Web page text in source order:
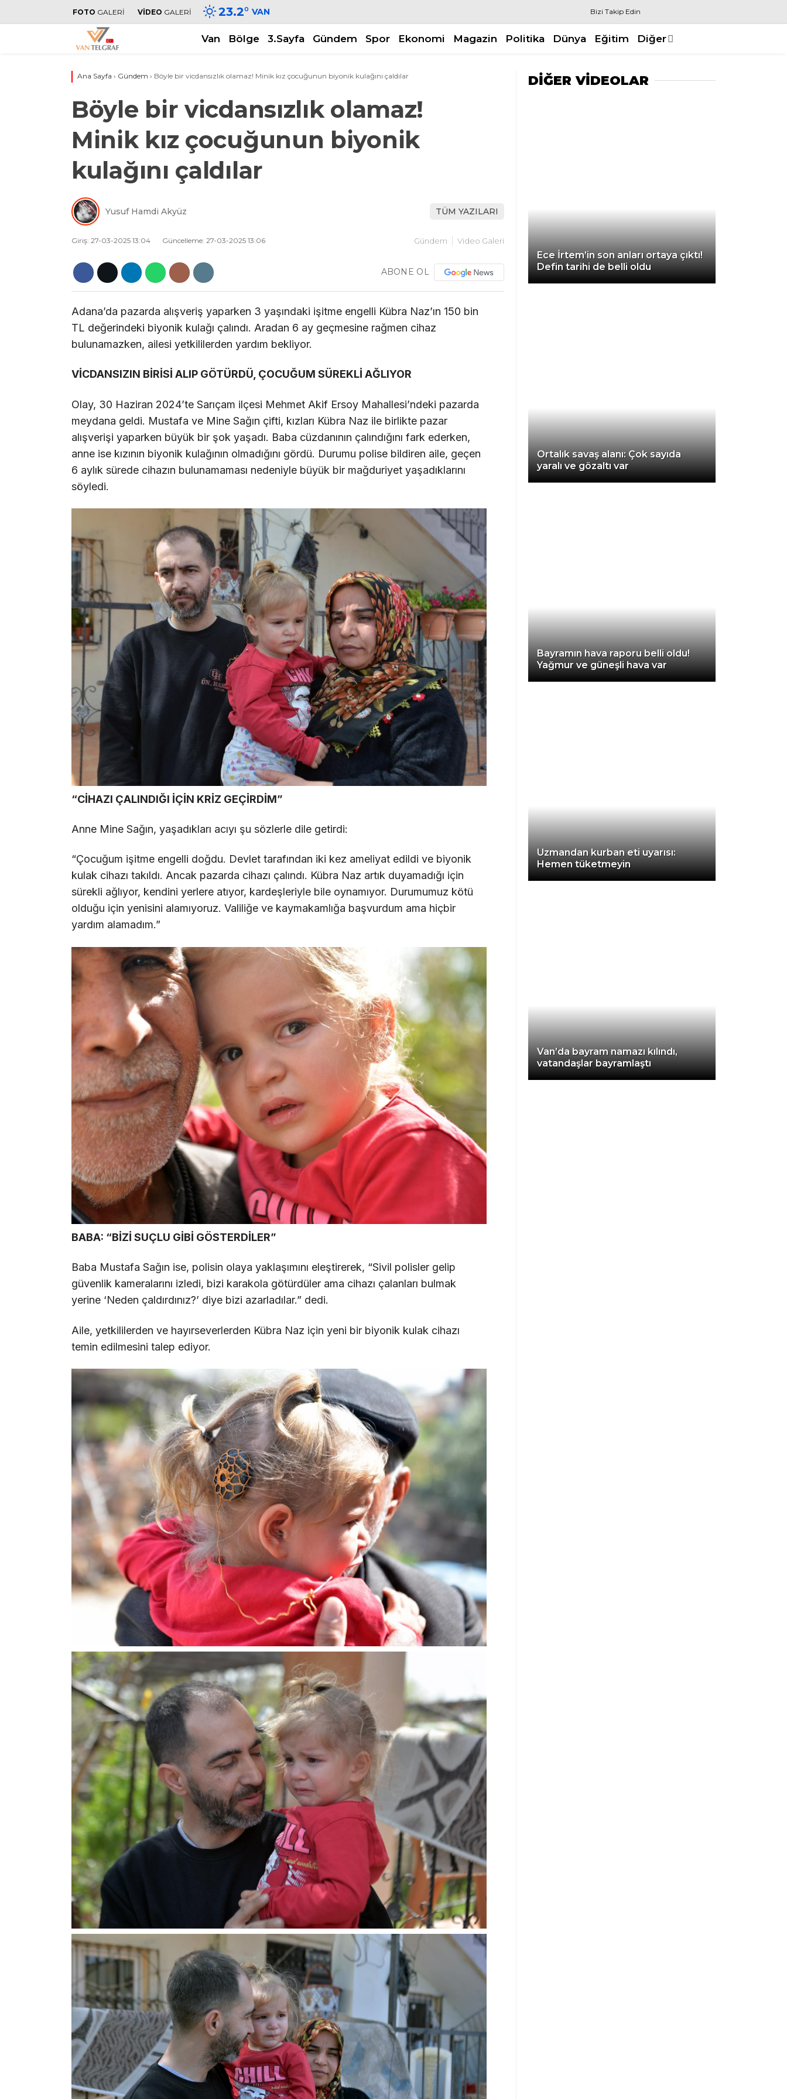
Magazin
Politika
Dünya
Instagram
Youtube
FOTO GALERİ VİDEO GALERİ 23.2° VAN Bizi Takip Edin
Van Bölge 3.Sayfa Gündem Spor Ekonomi Magazin Politika Dünya Eğitim Diğer
Ana Sayfa › Gündem › Böyle bir vicdansızlık olamaz! Minik kız çocuğunun biyonik kulağını çaldılar
Böyle bir vicdansızlık olamaz!
Minik kız çocuğunun biyonik
kulağını çaldılar
Yusuf Hamdi Akyüz TÜM YAZILARI
Giriş: 27-03-2025 13:04 Güncelleme: 27-03-2025 13:06 Gündem Video Galeri
ABONE OL
Adana’da pazarda alışveriş yaparken 3 yaşındaki işitme engelli Kübra Naz’ın 150 bin
TL değerindeki biyonik kulağı çalındı. Aradan 6 ay geçmesine rağmen cihaz
bulunamazken, ailesi yetkililerden yardım bekliyor.
VİCDANSIZIN BİRİSİ ALIP GÖTÜRDÜ, ÇOCUĞUM SÜREKLİ AĞLIYOR
Olay, 30 Haziran 2024’te Sarıçam ilçesi Mehmet Akif Ersoy Mahallesi’ndeki pazarda
meydana geldi. Mustafa ve Mine Sağın çifti, kızları Kübra Naz ile birlikte pazar
alışverişi yaparken büyük bir şok yaşadı. Baba cüzdanının çalındığını fark ederken,
anne ise kızının biyonik kulağının olmadığını gördü. Durumu polise bildiren aile, geçen
6 aylık sürede cihazın bulunamaması nedeniyle büyük bir mağduriyet yaşadıklarını
söyledi.
“CİHAZI ÇALINDIĞI İÇİN KRİZ GEÇİRDİM”
Anne Mine Sağın, yaşadıkları acıyı şu sözlerle dile getirdi:
“Çocuğum işitme engelli doğdu. Devlet tarafından iki kez ameliyat edildi ve biyonik
kulak cihazı takıldı. Ancak pazarda cihazı çalındı. Kübra Naz artık duyamadığı için
sürekli ağlıyor, kendini yerlere atıyor, kardeşleriyle bile oynamıyor. Durumumuz kötü
olduğu için yenisini alamıyoruz. Valiliğe ve kaymakamlığa başvurdum ama hiçbir
yardım alamadım.”
BABA: “BİZİ SUÇLU GİBİ GÖSTERDİLER”
Baba Mustafa Sağın ise, polisin olaya yaklaşımını eleştirerek, “Sivil polisler gelip
güvenlik kameralarını izledi, bizi karakola götürdüler ama cihazı çalanları bulmak
yerine ‘Neden çaldırdınız?’ diye bizi azarladılar.” dedi.
Aile, yetkililerden ve hayırseverlerden Kübra Naz için yeni bir biyonik kulak cihazı
temin edilmesini talep ediyor.
DİĞER VİDEOLAR
Ece İrtem’in son anları ortaya çıktı!
Defin tarihi de belli oldu
Ortalık savaş alanı: Çok sayıda
yaralı ve gözaltı var
Bayramın hava raporu belli oldu!
Yağmur ve güneşli hava var
Uzmandan kurban eti uyarısı:
Hemen tüketmeyin
Van’da bayram namazı kılındı,
vatandaşlar bayramlaştı